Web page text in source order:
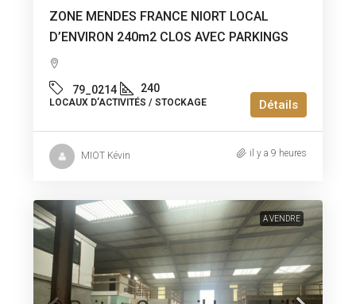
ZONE MENDES FRANCE NIORT LOCAL
D’ENVIRON 240m2 CLOS AVEC PARKINGS
79_0214 240
LOCAUX D’ACTIVITÉS / STOCKAGE Détails
MIOT Kévin il y a 9 heures
A VENDRE